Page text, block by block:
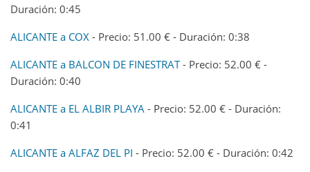
Duración: 0:45
ALICANTE a COX - Precio: 51.00 € - Duración: 0:38
ALICANTE a BALCON DE FINESTRAT- Precio: 52.00 € -
Duración: 0:40
ALICANTE a EL ALBIR PLAYA - Precio: 52.00 € - Duración:
0:41
ALICANTE a ALFAZ DEL PI - Precio: 52.00 € - Duración: 0:42